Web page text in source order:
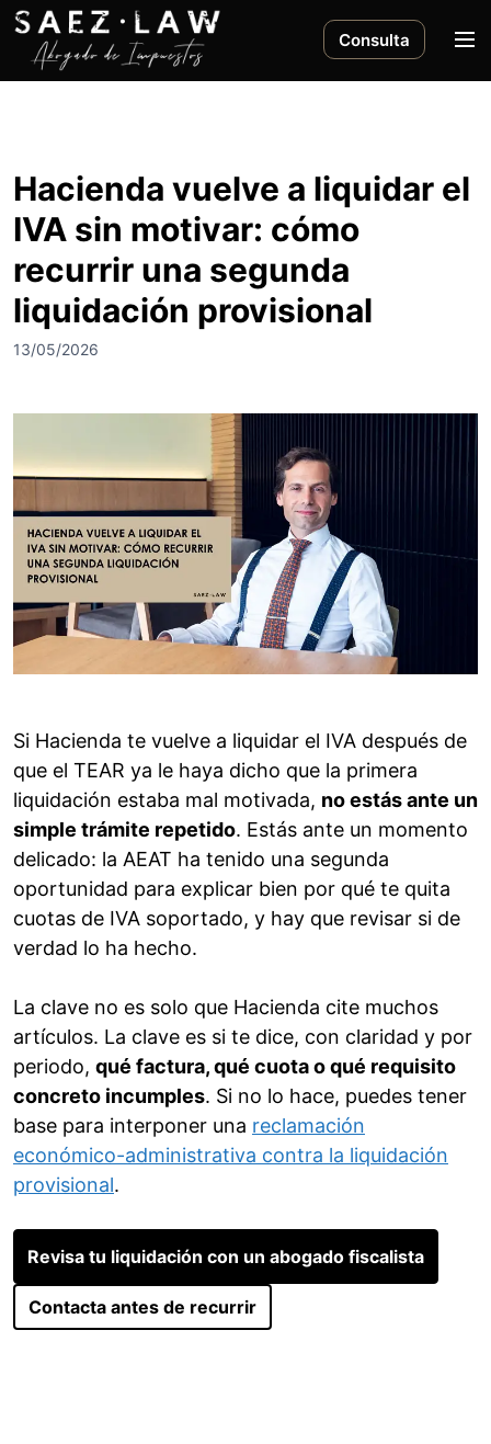
Consulta
M
Hacienda vuelve a liquidar el
IVA sin motivar: cómo
recurrir una segunda
liquidación provisional
13/05/2026
Si Hacienda te vuelve a liquidar el IVA después de
que el TEAR ya le haya dicho que la primera
liquidación estaba mal motivada, no estás ante un
simple trámite repetido. Estás ante un momento
delicado: la AEAT ha tenido una segunda
oportunidad para explicar bien por qué te quita
cuotas de IVA soportado, y hay que revisar si de
verdad lo ha hecho.
La clave no es solo que Hacienda cite muchos
artículos. La clave es si te dice, con claridad y por
periodo, qué factura, qué cuota o qué requisito
concreto incumples. Si no lo hace, puedes tener
base para interponer una reclamación
económico-administrativa contra la liquidación
provisional.
Revisa tu liquidación con un abogado fiscalista
Contacta antes de recurrir